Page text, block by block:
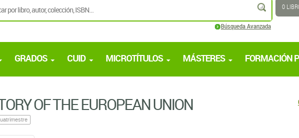
Búsqueda Avanzada
0
GRADOS CUID MICROTÍTULOS MÁSTERES FORMACIÓN
OF THE EUROPEAN UNION